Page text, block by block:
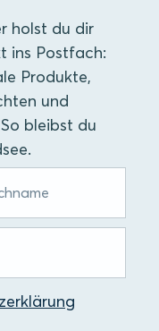
holst du dir
ins Postfach:
Produkte,
und
bleibst du